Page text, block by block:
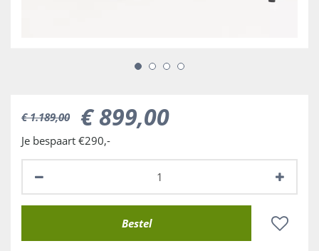
€ 1.189,00 € 899,00
Je bespaart €290,-